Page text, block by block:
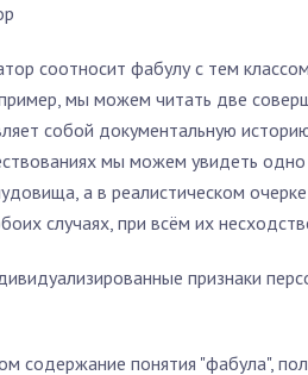
соотносит фабулу с тем
мы можем читать две
собой документальную
мы можем увидеть
а в реалистическом
случаях, при всём их
признаки
содержание понятия "фабула",